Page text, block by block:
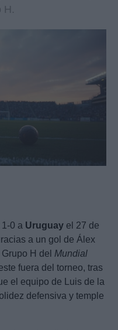
H.
0 a Uruguay el 27 de
a un gol de Álex
H del Mundial
fuera del torneo, tras
el equipo de Luis de la
defensiva y temple